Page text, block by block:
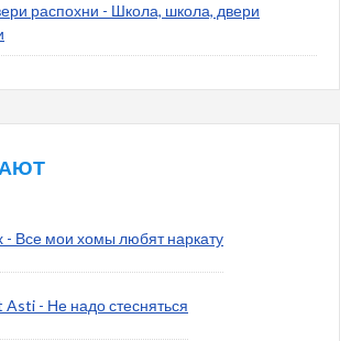
распохни - Школа, школа, двери
- Все мои хомы любят наркату
- Не надо стесняться